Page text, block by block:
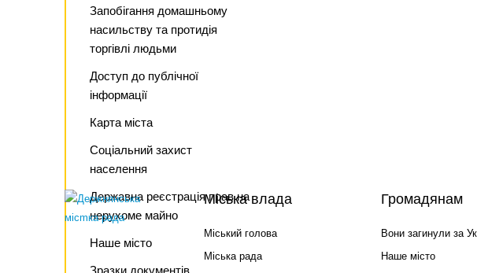
Запобігання домашньому
насильству та протидія
торгівлі людьми
Доступ до публічної
інформації
Карта міста
Соціальний захист
населення
Державна реєстрація прав на
нерухоме майно
Наше місто
Зразки документів
Міська влада
Міський голова
Міська рада
Громадянам
Вони загинули за
Наше місто